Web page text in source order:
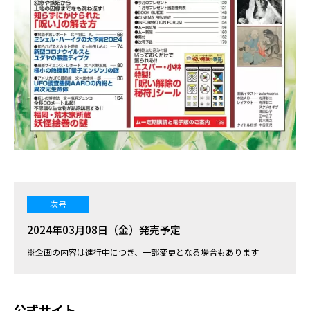
次号
2024年03月08日（金）発売予定
※企画の内容は進行中につき、一部変更となる場合もあります